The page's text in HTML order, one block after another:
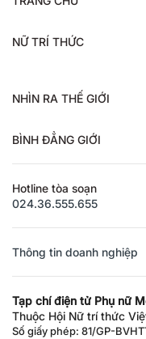
NỮ TRÍ THỨC
NHÌN RA THẾ GIỚI
BÌNH ĐẲNG GIỚI
Hotline tòa soạn
024.36.555.655
Thông tin doanh nghiệp
Tạp chí điện tử Phụ nữ
Thuộc Hội Nữ trí thức
Số giấy phép: 81/GP-